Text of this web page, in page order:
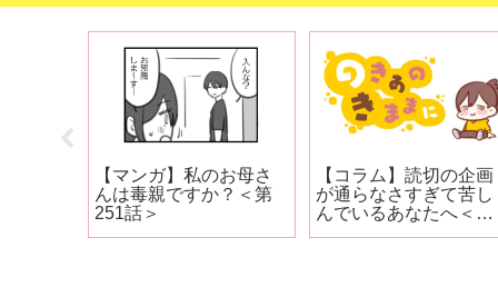
【マンガ】私のお母さ
んは毒親ですか？＜第
251話＞
【コラム】読切の企画
が通らなさすぎて苦し
んでいるあなたへ＜